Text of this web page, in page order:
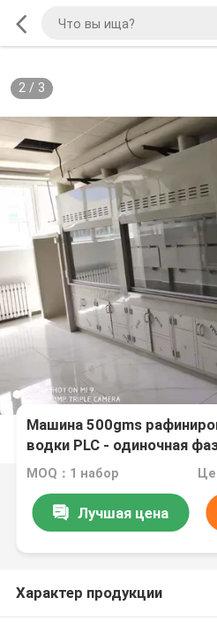
2/ 3
Машина 500gms
водки PLC - одиночная
MOQ：1 набор
Лучшая цена
Характер продукции